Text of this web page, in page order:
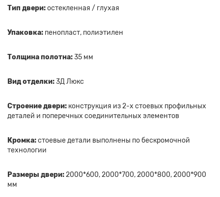
Тип двери:остекленная / глухая
Упаковка: пенопласт, полиэтилен
Толщина полотна:35 мм
Вид отделки:3Д Люкс
Строение двери: конструкция из 2-х стоевых профильных
деталей и поперечных соединительных элементов
Кромка:стоевые детали выполнены по бескромочной
технологии
Размеры двери:2000*600, 2000*700, 2000*800, 2000*900
мм